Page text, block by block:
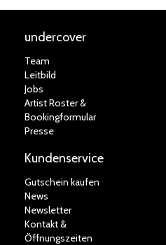
undercover
Team
Leitbild
Jobs
Artist Roster &
Bookingformular
Presse
Kundenservice
Gutschein kaufen
News
Newsletter
Kontakt &
Öffnungszeiten